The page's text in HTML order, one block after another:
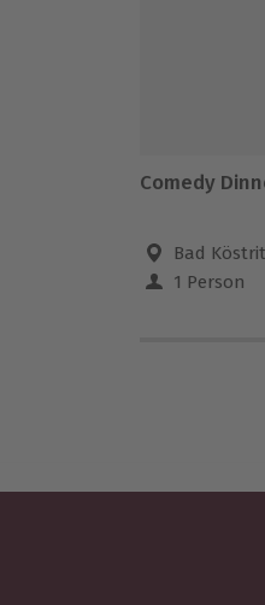
Comedy
Bad
1 Person